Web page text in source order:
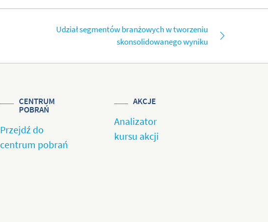
Udział segmentów branżowych w tworzeniu
skonsolidowanego wyniku
CENTRUM
POBRAŃ
Przejdź do
centrum pobrań
AKCJE
Analizator
kursu akcji